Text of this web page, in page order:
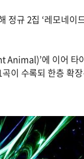
정규 2집 ‘레모네이
에 이어 타
이 수록되 한층 확